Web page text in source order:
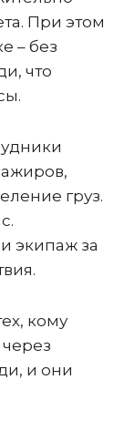
При этом
– без
что
груз.
экипаж за
кому
и они